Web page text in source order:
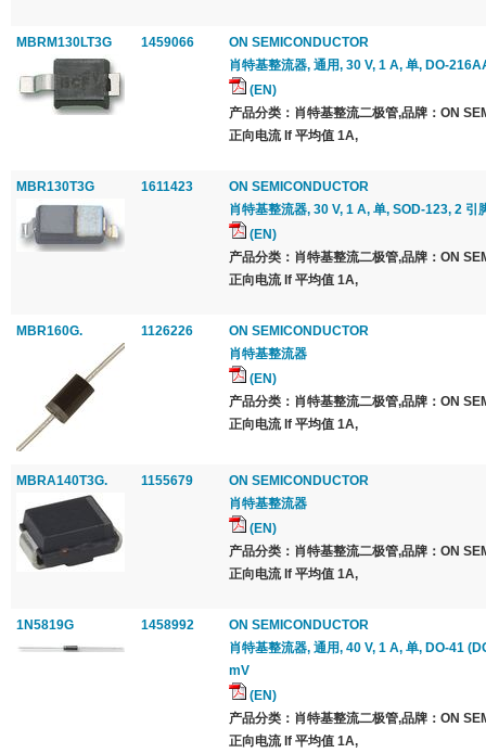
MBRM130LT3G 1459066
ON SEMICONDUCTOR
肖特基整流器, 通用, 30 V, 1 A, 单, DO-
(EN)
产品分类：肖特基整流二极管,品牌：ON
正向电流 If 平均值 1A,
MBR130T3G 1611423
ON SEMICONDUCTOR
肖特基整流器, 30 V, 1 A, 单, SOD-123, 2 引
(EN)
产品分类：肖特基整流二极管,品牌：ON
正向电流 If 平均值 1A,
MBR160G. 1126226
ON SEMICONDUCTOR
肖特基整流器
(EN)
产品分类：肖特基整流二极管,品牌：ON
正向电流 If 平均值 1A,
MBRA140T3G. 1155679
ON SEMICONDUCTOR
肖特基整流器
(EN)
产品分类：肖特基整流二极管,品牌：ON
正向电流 If 平均值 1A,
1N5819G 1458992
ON SEMICONDUCTOR
肖特基整流器, 通用, 40 V, 1 A, 单, DO-41
mV
(EN)
产品分类：肖特基整流二极管,品牌：ON
正向电流 If 平均值 1A,